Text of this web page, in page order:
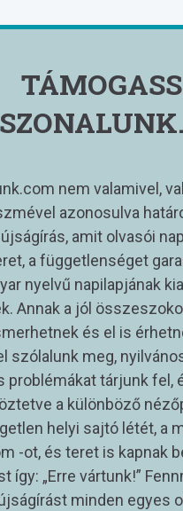
nem valamivel,
azonosulva
amit olvasói
a függetlenséget
nyelvű napilapjának
Annak a jól
és el is
szólalunk meg,
problémákat tárjunk fel,
a különböző
helyi sajtó létét, a
-ot, és teret is kapnak
így: „Erre vártunk!”
minden egyes